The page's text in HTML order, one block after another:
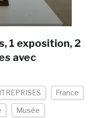
1 exposition, 2
avec
France
Musée